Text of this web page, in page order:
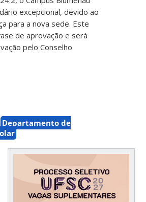
excepcional, devido ao
para a nova sede. Este
de aprovação e será
pelo Conselho
Departamento de